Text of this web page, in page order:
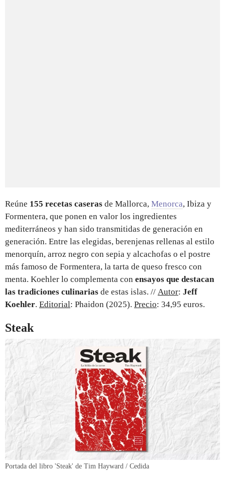
Reúne 155 recetas caseras de Mallorca, Menorca, Ibiza y
Formentera, que ponen en valor los ingredientes
mediterráneos y han sido transmitidas de generación en
generación. Entre las elegidas, berenjenas rellenas al estilo
menorquín, arroz negro con sepia y alcachofas o el postre
más famoso de Formentera, la tarta de queso fresco con
menta. Koehler lo complementa con ensayos que destacan
las tradiciones culinarias de estas islas. // Autor: Jeff
Koehler. Editorial: Phaidon (2025). Precio: 34,95 euros.
Steak
Portada del libro 'Steak' de Tim Hayward / Cedida